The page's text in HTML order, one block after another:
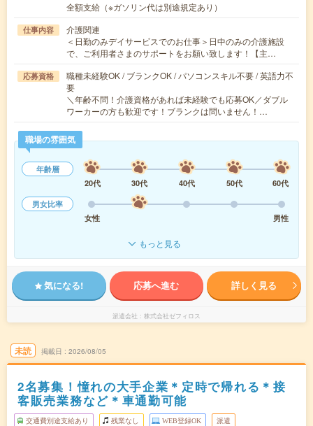
全額支給（※ガソリン代は別途規定あり）
仕事内容
介護関連
＜日勤のみデイサービスでのお仕事＞日中のみの介護施設
で、ご利用者さまのサポートをお願い致します！【主…
応募資格
職種未経験OK / ブランクOK / パソコンスキル不要 / 英語力不
要
＼年齢不問！介護資格があれば未経験でも応募OK／ダブル
ワーカーの方も歓迎です！ブランクは問いません！…
職場の雰囲気
年齢層
20代
30代 40代 50代
60代
男女比率
女性
男性
もっと見る
気になる! 応募へ進む 詳しく見る
派遣会社 株式会社ゼフィロス
未読 掲載日 2026/08/05
2名募集！憧れの大手企業＊定時で帰れる＊接
客販売業務など＊車通勤可能
交通費別途支給あり 残業なし WEB登録OK 派遣